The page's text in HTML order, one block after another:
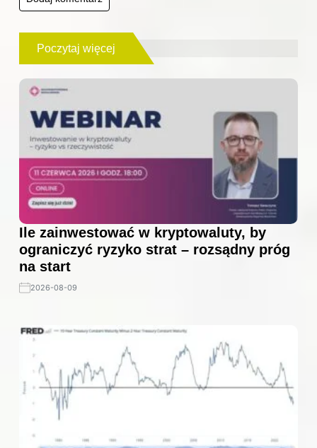
Poczytaj więcej
Ile zainwestować w kryptowaluty, by
ograniczyć ryzyko strat – rozsądny próg
na start
2026-08-09